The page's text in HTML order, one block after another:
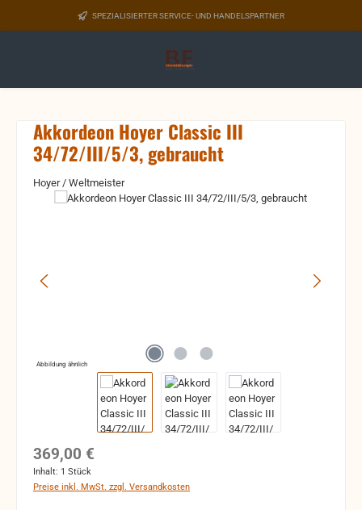
Zum Hauptinhalt springenSPEZIALISIERTER SERVICE- UND HANDELSPARTNER
Akkordeon Hoyer Classic III
34/72/III/5/3, gebraucht
Hoyer / Weltmeister
Bildergalerie überspringen
Abbildung ähnlich
Regulärer Preis:
369,00 €
Inhalt: 1 Stück
Preise inkl. MwSt. zzgl. Versandkosten